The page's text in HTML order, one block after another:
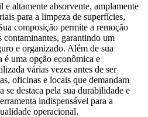
e altamente absorvente, amplamente
para a limpeza de superfícies,
composição permite a remoção
contaminantes, garantindo um
e organizado. Além de sua
é uma opção econômica e
várias vezes antes de ser
oficinas e locais que demandam
se destaca pela sua durabilidade e
indispensável para a
operacional.